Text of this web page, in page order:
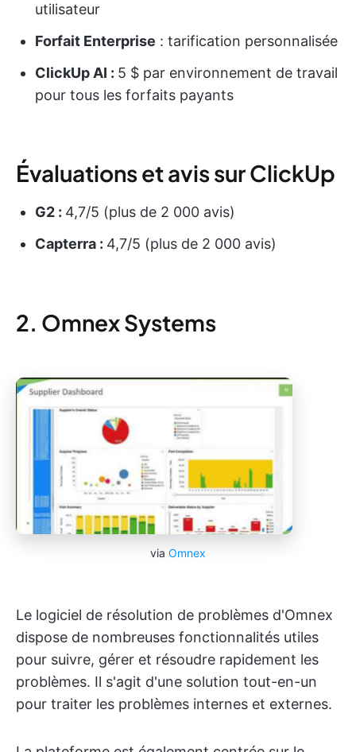
utilisateur
Forfait Enterprise : tarification personnalisée
ClickUp AI : 5 $ par environnement de travail
pour tous les forfaits payants
Évaluations et avis sur ClickUp
G2 : 4,7/5 (plus de 2 000 avis)
Capterra : 4,7/5 (plus de 2 000 avis)
2. Omnex Systems
via Omnex
Le logiciel de résolution de problèmes d'Omnex
dispose de nombreuses fonctionnalités utiles
pour suivre, gérer et résoudre rapidement les
problèmes. Il s'agit d'une solution tout-en-un
pour traiter les problèmes internes et externes.